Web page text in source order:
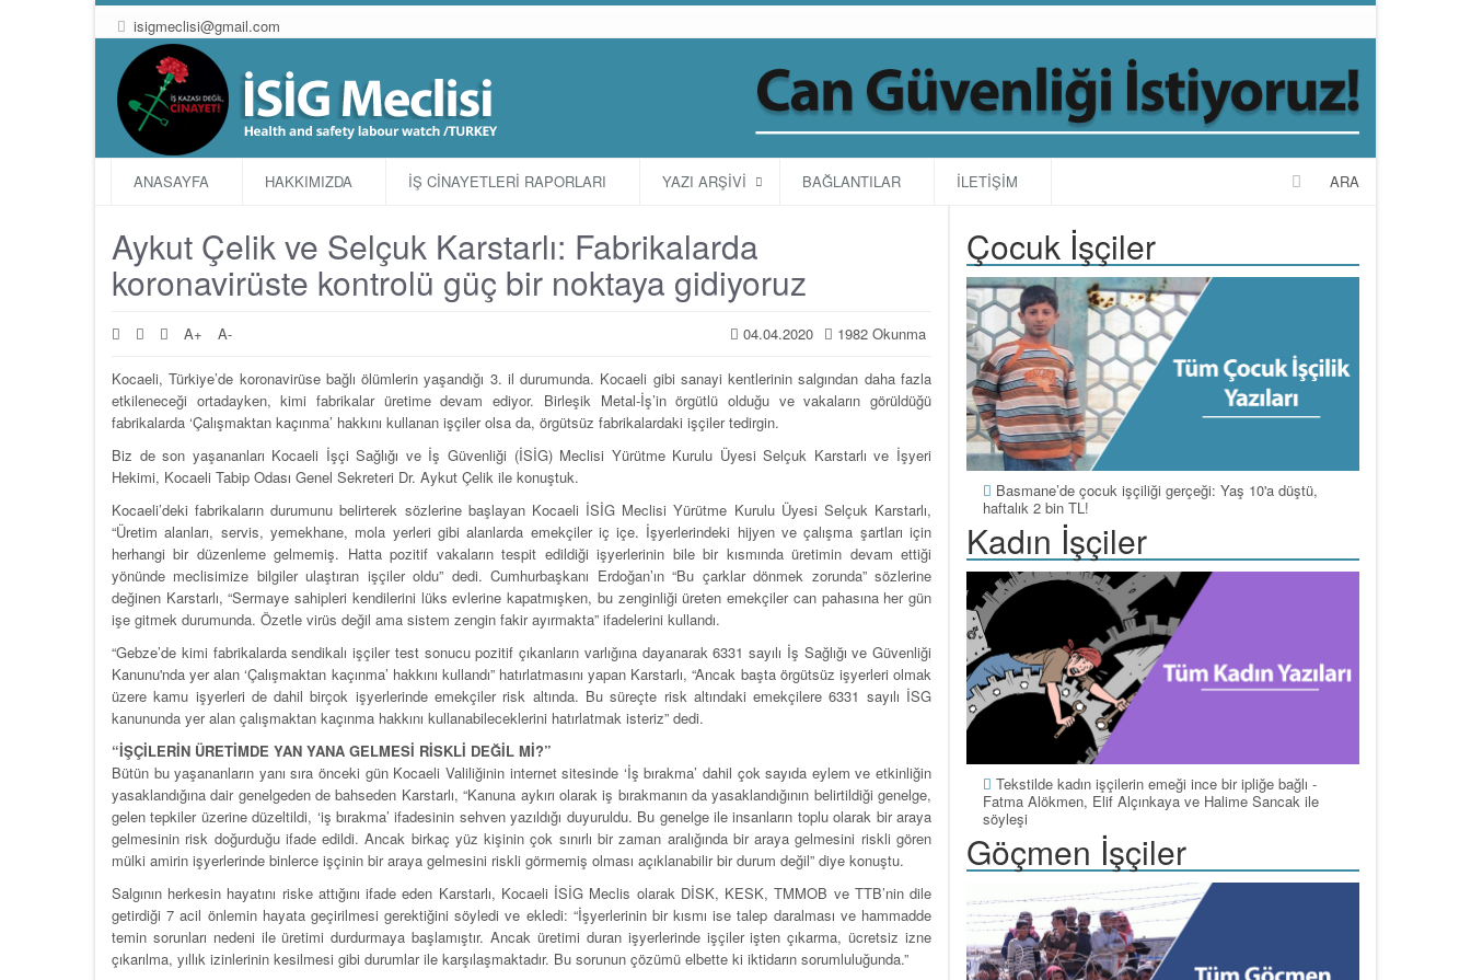
isigmeclisi@gmail.com
ANASAYFA HAKKIMIZDA İŞ CİNAYETLERİ RAPORLARI YAZI ARŞİVİ BAĞLANTILAR İLETİŞİM ARA
Aykut Çelik ve Selçuk Karstarlı: Fabrikalarda
koronavirüste kontrolü güç bir noktaya gidiyoruz
1982 Okunma
04.04.2020
A+ A-
Kocaeli, Türkiye’de koronavirüse bağlı ölümlerin yaşandığı 3. il durumunda. Kocaeli gibi sanayi kentlerinin salgından daha fazla
etkileneceği ortadayken, kimi fabrikalar üretime devam ediyor. Birleşik Metal-İş’in örgütlü olduğu ve vakaların görüldüğü
fabrikalarda ‘Çalışmaktan kaçınma’ hakkını kullanan işçiler olsa da, örgütsüz fabrikalardaki işçiler tedirgin.
Biz de son yaşananları Kocaeli İşçi Sağlığı ve İş Güvenliği (İSİG) Meclisi Yürütme Kurulu Üyesi Selçuk Karstarlı ve İşyeri
Hekimi, Kocaeli Tabip Odası Genel Sekreteri Dr. Aykut Çelik ile konuştuk.
Kocaeli’deki fabrikaların durumunu belirterek sözlerine başlayan Kocaeli İSİG Meclisi Yürütme Kurulu Üyesi Selçuk Karstarlı,
“Üretim alanları, servis, yemekhane, mola yerleri gibi alanlarda emekçiler iç içe. İşyerlerindeki hijyen ve çalışma şartları için
herhangi bir düzenleme gelmemiş. Hatta pozitif vakaların tespit edildiği işyerlerinin bile bir kısmında üretimin devam ettiği
yönünde meclisimize bilgiler ulaştıran işçiler oldu” dedi. Cumhurbaşkanı Erdoğan’ın “Bu çarklar dönmek zorunda” sözlerine
değinen Karstarlı, “Sermaye sahipleri kendilerini lüks evlerine kapatmışken, bu zenginliği üreten emekçiler can pahasına her gün
işe gitmek durumunda. Özetle virüs değil ama sistem zengin fakir ayırmakta” ifadelerini kullandı.
“Gebze’de kimi fabrikalarda sendikalı işçiler test sonucu pozitif çıkanların varlığına dayanarak 6331 sayılı İş Sağlığı ve Güvenliği
Kanunu'nda yer alan ‘Çalışmaktan kaçınma’ hakkını kullandı” hatırlatmasını yapan Karstarlı, “Ancak başta örgütsüz işyerleri olmak
üzere kamu işyerleri de dahil birçok işyerlerinde emekçiler risk altında. Bu süreçte risk altındaki emekçilere 6331 sayılı İSG
kanununda yer alan çalışmaktan kaçınma hakkını kullanabileceklerini hatırlatmak isteriz” dedi.
“İŞÇİLERİN ÜRETİMDE YAN YANA GELMESİ RİSKLİ DEĞİL Mİ?”
Bütün bu yaşananların yanı sıra önceki gün Kocaeli Valiliğinin internet sitesinde ‘İş bırakma’ dahil çok sayıda eylem ve etkinliğin
yasaklandığına dair genelgeden de bahseden Karstarlı, “Kanuna aykırı olarak iş bırakmanın da yasaklandığının belirtildiği genelge,
gelen tepkiler üzerine düzeltildi, ‘iş bırakma’ ifadesinin sehven yazıldığı duyuruldu. Bu genelge ile insanların toplu olarak bir araya
gelmesinin risk doğurduğu ifade edildi. Ancak birkaç yüz kişinin çok sınırlı bir zaman aralığında bir araya gelmesini riskli gören
mülki amirin işyerlerinde binlerce işçinin bir araya gelmesini riskli görmemiş olması açıklanabilir bir durum değil” diye konuştu.
Salgının herkesin hayatını riske attığını ifade eden Karstarlı, Kocaeli İSİG Meclis olarak DİSK, KESK, TMMOB ve TTB’nin dile
getirdiği 7 acil önlemin hayata geçirilmesi gerektiğini söyledi ve ekledi: “İşyerlerinin bir kısmı ise talep daralması ve hammadde
temin sorunları nedeni ile üretimi durdurmaya başlamıştır. Ancak üretimi duran işyerlerinde işçiler işten çıkarma, ücretsiz izne
çıkarılma, yıllık izinlerinin kesilmesi gibi durumlar ile karşılaşmaktadır. Bu sorunun çözümü elbette ki iktidarın sorumluluğunda.”
Çocuk İşçiler
Basmane’de çocuk işçiliği gerçeği: Yaş 10'a düştü,
haftalık 2 bin TL!
Kadın İşçiler
Tekstilde kadın işçilerin emeği ince bir ipliğe bağlı -
Fatma Alökmen, Elif Alçınkaya ve Halime Sancak ile
söyleşi
Göçmen İşçiler